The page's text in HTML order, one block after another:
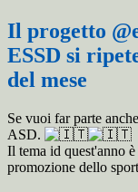
Il progetto
ESSD si
del mese
Se vuoi far parte
ASD.
Il tema id quest'anno
promozione dello